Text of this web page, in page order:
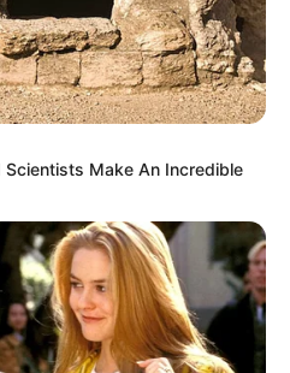
moektito)
Make An Incredible